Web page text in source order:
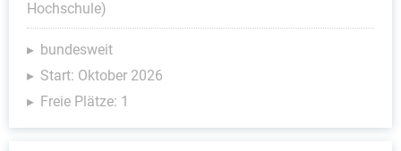
Hochschule)
bundesweit
Start: Oktober 2026
Freie Plätze: 1